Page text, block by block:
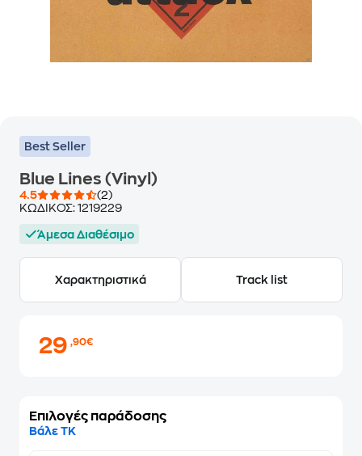
Best Seller
Blue Lines (Vinyl)
4.5
(2)
ΚΩΔΙΚΟΣ: 1219229
Άμεσα Διαθέσιμο
Χαρακτηριστικά Track list
29,90€
Επιλογές παράδοσης
Βάλε ΤΚ